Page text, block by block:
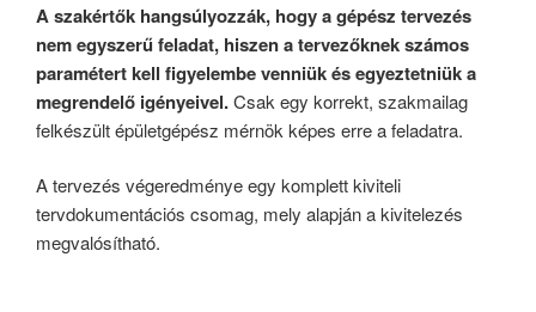
A szakértők hangsúlyozzák, hogy a gépész tervezés
nem egyszerű feladat, hiszen a tervezőknek számos
paramétert kell figyelembe venniük és egyeztetniük a
megrendelő igényeivel.Csak egy korrekt, szakmailag
felkészült épületgépész mérnök képes erre a feladatra.
A tervezés végeredménye egy komplett kiviteli
tervdokumentációs csomag, mely alapján a kivitelezés
megvalósítható.